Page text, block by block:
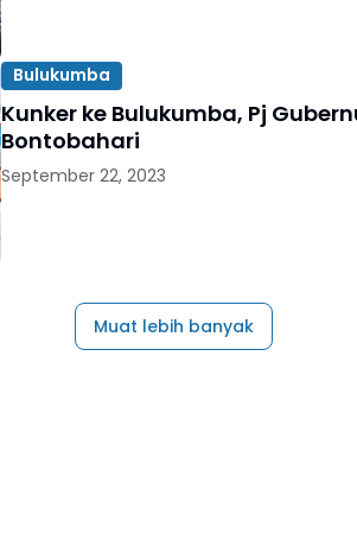
Bulukumba
Kunker ke Bulukumba, Pj
Bontobahari
September 22, 2023
Muat lebih banyak